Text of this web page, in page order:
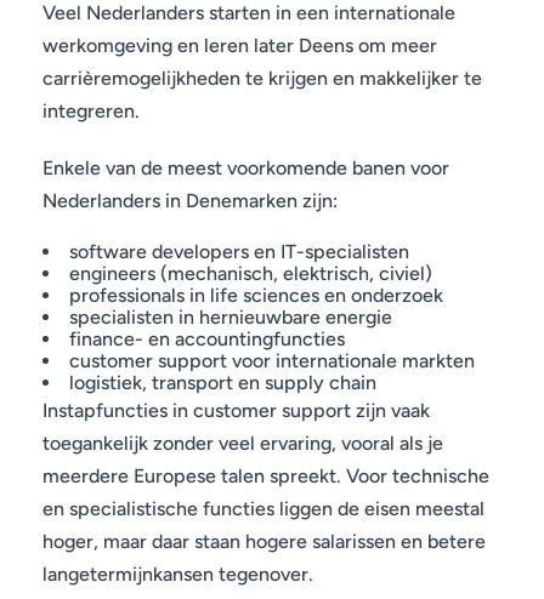
Veel Nederlanders starten in een internationale
werkomgeving en leren later Deens om meer
carrièremogelijkheden te krijgen en makkelijker te
integreren.
Enkele van de meest voorkomende banen voor
Nederlanders in Denemarken zijn:
software developers en IT-specialisten
engineers (mechanisch, elektrisch, civiel)
professionals in life sciences en onderzoek
specialisten in hernieuwbare energie
finance- en accountingfuncties
customer support voor internationale markten
logistiek, transport en supply chain
Instapfuncties in customer support zijn vaak
toegankelijk zonder veel ervaring, vooral als je
meerdere Europese talen spreekt. Voor technische
en specialistische functies liggen de eisen meestal
hoger, maar daar staan hogere salarissen en betere
langetermijnkansen tegenover.